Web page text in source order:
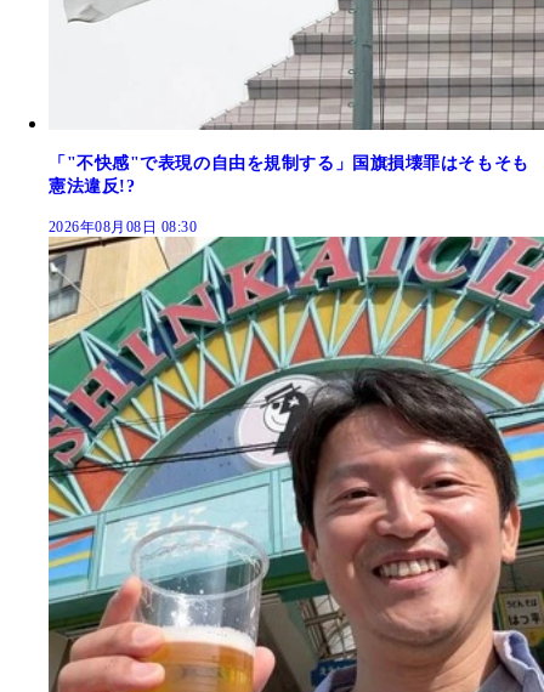
「"不快感"で表現の自由を規制する」国旗損壊罪はそもそも
憲法違反!?
2026年08月08日 08:30